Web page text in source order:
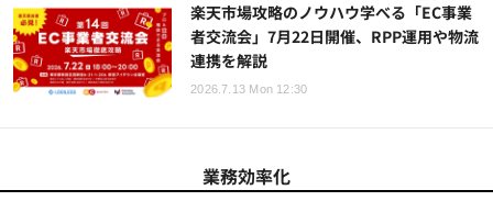
楽天市場攻略のノウハウ学べる「EC事業
者交流会」7月22日開催、RPP運用や物流
連携を解説
2026.7.13 Mon 12:30
業務効率化